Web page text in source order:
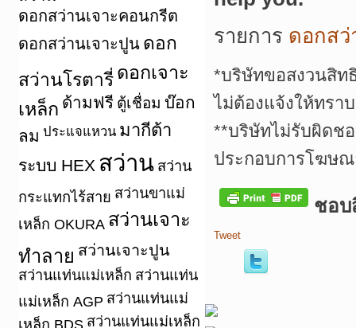
ดอกสว่านเจาะคอนกรีต
ดอกสว่านเจาะปูน ดอก
สว่านโรตารี่ ดอกเจาะ
เหล็ก ด้ามฟรี ตู้เชื่อม บ๊อก
ลม ประแจแหวน มากีต้า
ระบบ HEX สว่าน สว่าน
กระแทกไร้สาย สว่านขาแม่
เหล็ก OKURA สว่านเจาะ
ทำลาย สว่านเจาะปูน
สว่านแท่นแม่เหล็ก สว่านแท่น
แม่เหล็ก AGP สว่านแท่นแม่
เหล็ก BDS สว่านแท่นแม่เหล็ก
รายการ ดอกสว่
*บริษัทขอสงวนสิท
ไม่ต้องแจ้งให้ทรา
**บริษัทไม่รับผิดช
ประกอบการโฆษ
ชอบ
Tweet